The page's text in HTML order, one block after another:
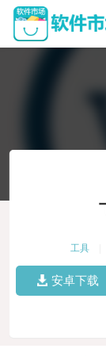
工具
安卓下载